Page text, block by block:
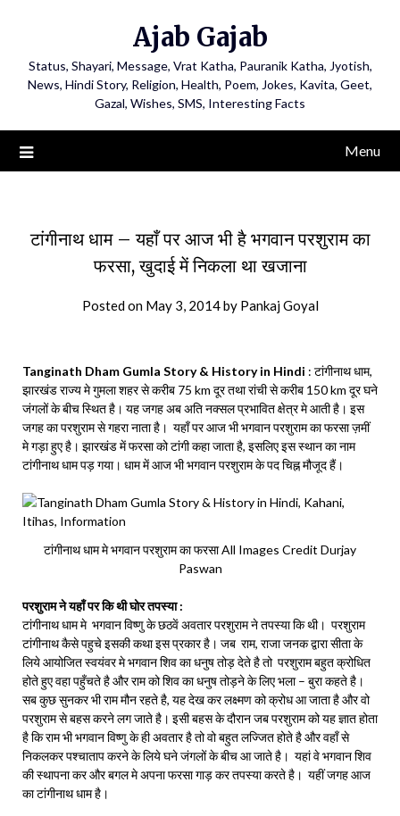
Ajab Gajab
Status, Shayari, Message, Vrat Katha, Pauranik Katha, Jyotish,
News, Hindi Story, Religion, Health, Poem, Jokes, Kavita, Geet,
Gazal, Wishes, SMS, Interesting Facts
Menu
टांगीनाथ धाम – यहाँ पर आज भी है भगवान परशुराम का
फरसा, खुदाई में निकला था खजाना
Posted on May 3, 2014by Pankaj Goyal
Tanginath Dham Gumla Story & History in Hindi : टांगीनाथ धाम,
झारखंड राज्य मे गुमला शहर से करीब 75 km दूर तथा रांची से करीब 150 km दूर घने
जंगलों के बीच स्थित है। यह जगह अब अति नक्सल प्रभावित क्षेत्र मे आती है। इस
जगह का परशुराम से गहरा नाता है। यहाँ पर आज भी भगवान परशुराम का फरसा ज़मीं
मे गड़ा हुए है। झारखंड में फरसा को टांगी कहा जाता है, इसलिए इस स्थान का नाम
टांगीनाथ धाम पड़ गया। धाम में आज भी भगवान परशुराम के पद चिह्न मौजूद हैं।
टांगीनाथ धाम मे भगवान परशुराम का फरसा All Images Credit Durjay
Paswan
परशुराम ने यहाँ पर कि थी घोर तपस्या :
टांगीनाथ धाम मे भगवान विष्णु के छठवें अवतार परशुराम ने तपस्या कि थी। परशुराम
टांगीनाथ कैसे पहुचे इसकी कथा इस प्रकार है। जब राम, राजा जनक द्वारा सीता के
लिये आयोजित स्वयंवर मे भगवान शिव का धनुष तोड़ देते है तो परशुराम बहुत क्रोधित
होते हुए वहा पहुँचते है और राम को शिव का धनुष तोड़ने के लिए भला – बुरा कहते है।
सब कुछ सुनकर भी राम मौन रहते है, यह देख कर लक्ष्मण को क्रोध आ जाता है और वो
परशुराम से बहस करने लग जाते है। इसी बहस के दौरान जब परशुराम को यह ज्ञात होता
है कि राम भी भगवान विष्णु के ही अवतार है तो वो बहुत लज्जित होते है और वहाँ से
निकलकर पश्चाताप करने के लिये घने जंगलों के बीच आ जाते है। यहां वे भगवान शिव
की स्थापना कर और बगल मे अपना फरसा गाड़ कर तपस्या करते है। यहीं जगह आज
का टांगीनाथ धाम है।